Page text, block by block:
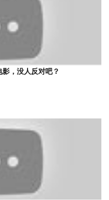
，没人反对吧？